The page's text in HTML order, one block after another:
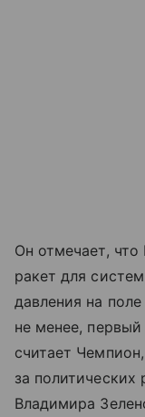
Он отмечает,
ракет для
давления на
не менее,
считает
за политических
Владимира